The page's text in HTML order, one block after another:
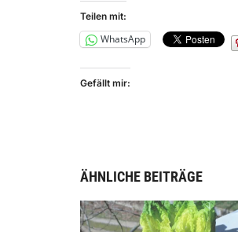
Teilen mit:
WhatsApp
Gefällt mir:
ÄHNLICHE BEITRÄGE